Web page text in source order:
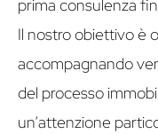
prima consulenza
Il nostro obiettivo è
accompagnando
del processo
un’attenzione